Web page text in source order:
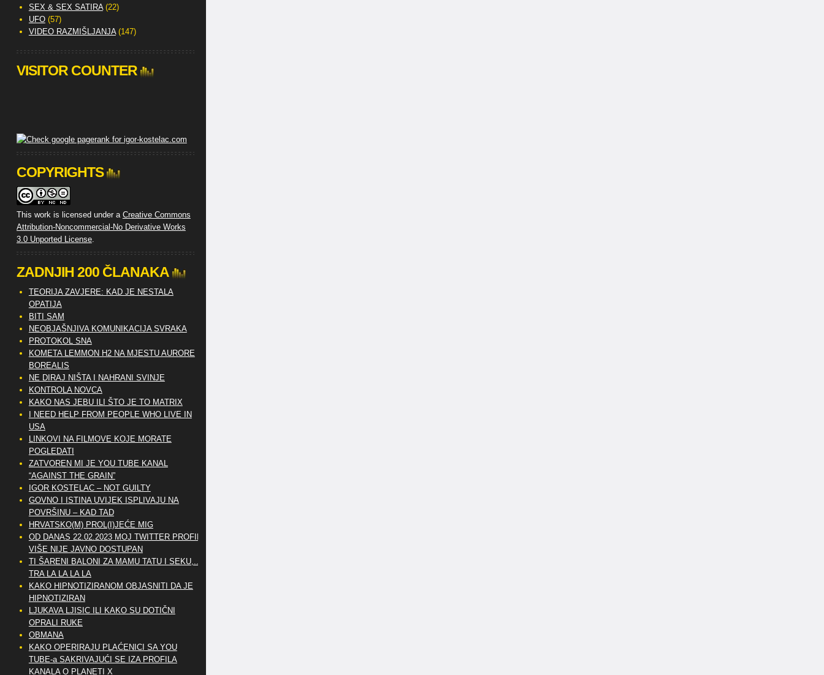
SEX & SEX SATIRA(22)
UFO(57)
VIDEO RAZMIŠLJANJA(147)
VISITOR COUNTER
COPYRIGHTS
This work is licensed under a Creative Commons
Attribution-Noncommercial-No Derivative Works
3.0 Unported License.
ZADNJIH 200 ČLANAKA
TEORIJA ZAVJERE: KAD JE NESTALA
OPATIJA
BITI SAM
NEOBJAŠNJIVA KOMUNIKACIJA SVRAKA
PROTOKOL SNA
KOMETA LEMMON H2 NA MJESTU AURORE
BOREALIS
NE DIRAJ NIŠTA I NAHRANI SVINJE
KONTROLA NOVCA
KAKO NAS JEBU ILI ŠTO JE TO MATRIX
I NEED HELP FROM PEOPLE WHO LIVE IN
USA
LINKOVI NA FILMOVE KOJE MORATE
POGLEDATI
ZATVOREN MI JE YOU TUBE KANAL
“AGAINST THE GRAIN”
IGOR KOSTELAC – NOT GUILTY
GOVNO I ISTINA UVIJEK ISPLIVAJU NA
POVRŠINU – KAD TAD
HRVATSKO(M) PROL(I)JEĆE MIG
OD DANAS 22.02.2023 MOJ TWITTER PROFIL
VIŠE NIJE JAVNO DOSTUPAN
TI ŠARENI BALONI ZA MAMU TATU I SEKU,..
TRA LA LA LA LA
KAKO HIPNOTIZIRANOM OBJASNITI DA JE
HIPNOTIZIRAN
LJUKAVA LJISIC ILI KAKO SU DOTIČNI
OPRALI RUKE
OBMANA
KAKO OPERIRAJU PLAĆENICI SA YOU
TUBE-a SAKRIVAJUĆI SE IZA PROFILA
KANALA O PLANETI X